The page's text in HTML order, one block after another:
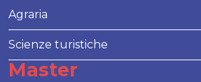
Agraria
Scienze turistiche
Master